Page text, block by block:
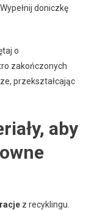
doniczkę
o
zakończonych
przekształcając
aby
z recyklingu.